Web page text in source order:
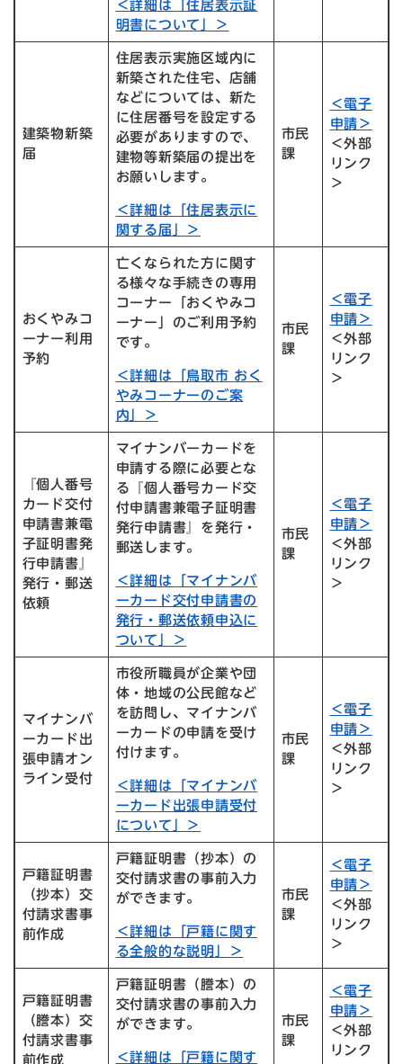
＜詳細は「住居表示証
明書について」＞
建築物新築
届
住居表示実施区域内に
新築された住宅、店舗
などについては、新た
に住居番号を設定する
必要がありますので、
建物等新築届の提出を
お願いします。
＜詳細は「住居表示に
関する届」＞
市民
課
＜電子
申請＞
＜外部
リンク
＞
おくやみコ
ーナー利用
予約
亡くなられた方に関す
る様々な手続きの専用
コーナー「おくやみコ
ーナー」のご利用予約
です。
＜詳細は「鳥取市 おく
やみコーナーのご案
内」＞
市民
課
＜電子
申請＞
＜外部
リンク
＞
『個人番号
カード交付
申請書兼電
子証明書発
行申請書』
発行・郵送
依頼
マイナンバーカードを
申請する際に必要とな
る『個人番号カード交
付申請書兼電子証明書
発行申請書』を発行・
郵送します。
＜詳細は「マイナンバ
ーカード交付申請書の
発行・郵送依頼申込に
ついて」＞
市民
課
＜電子
申請＞
＜外部
リンク
＞
マイナンバ
ーカード出
張申請オン
ライン受付
市役所職員が企業や団
体・地域の公民館など
を訪問し、マイナンバ
ーカードの申請を受け
付けます。
＜詳細は「マイナンバ
ーカード出張申請受付
について」＞
市民
課
＜電子
申請＞
＜外部
リンク
＞
戸籍証明書
（抄本）交
付請求書事
前作成
戸籍証明書（抄本）の
交付請求書の事前入力
ができます。
＜詳細は「戸籍に関す
る全般的な説明」＞
市民
課
＜電子
申請＞
＜外部
リンク
＞
戸籍証明書
（謄本）交
付請求書事
前作成
戸籍証明書（謄本）の
交付請求書の事前入力
ができます。
＜詳細は「戸籍に関す
市民
課
＜電子
申請＞
＜外部
リンク